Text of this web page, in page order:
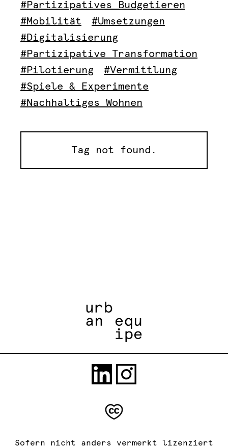
#Partizipatives Budgetieren
#Mobilität
#Umsetzungen
#Digitalisierung
#Partizipative Transformation
#Pilotierung
#Vermittlung
#Spiele & Experimente
#Nachhaltiges Wohnen
Tag not found.
Sofern nicht anders vermerkt lizenziert